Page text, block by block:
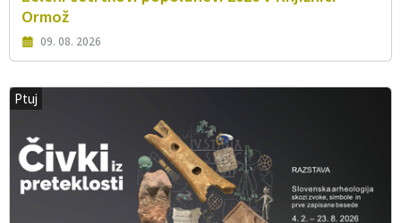
Ormož
09. 08. 2026
Ptuj